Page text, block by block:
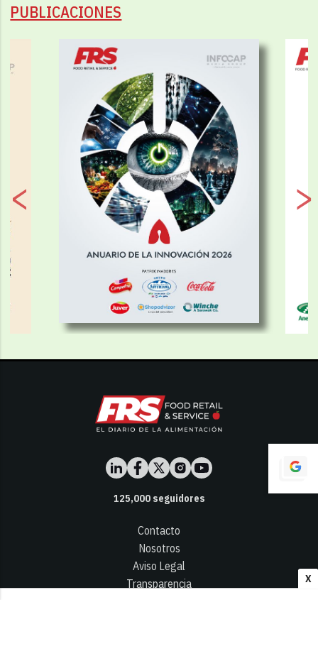
X
PUBLICACIONES
125,000seguidores
Contacto
Nosotros
Aviso Legal
Transparencia